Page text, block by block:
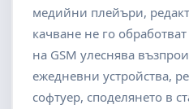
медийни плейъри,
качване не го
на GSM улеснява
ежедневни устройства,
софтуер, споделянето в